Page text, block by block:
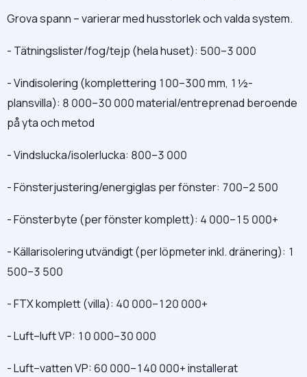
Grova spann – varierar med husstorlek och valda system.
- Tätningslister/fog/tejp (hela huset): 500–3 000
- Vindisolering (komplettering 100–300 mm, 1½-
plansvilla): 8 000–30 000 material/entreprenad beroende
på yta och metod
- Vindslucka/isolerlucka: 800–3 000
- Fönsterjustering/energiglas per fönster: 700–2 500
- Fönsterbyte (per fönster komplett): 4 000–15 000+
- Källarisolering utvändigt (per löpmeter inkl. dränering): 1
500–3 500
- FTX komplett (villa): 40 000–120 000+
- Luft–luft VP: 10 000–30 000
- Luft–vatten VP: 60 000–140 000+ installerat